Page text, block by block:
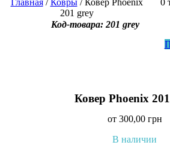
0
Главная/Ковры/ Ковер Phoenix
201 grey
Код-товара: 201 grey
Ковер Phoenix
от 300,00 грн
В наличии